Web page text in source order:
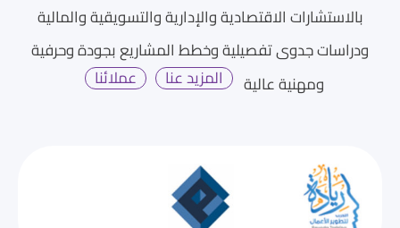
بالاستشارات الاقتصادية والإدارية والتسويقية والمالية
ودراسات جدوى تفصيلية وخطط المشاريع بجودة وحرفية
ومهنية عالية
المزيد عنا عملائنا